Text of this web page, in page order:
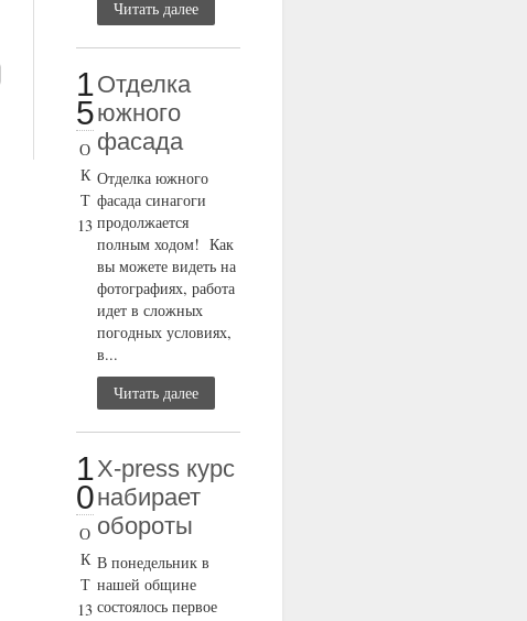
Читать далее
1
5
О
К
Т
13
Отделка
южного
фасада
Отделка южного
фасада синагоги
продолжается
полным ходом! Как
вы можете видеть на
фотографиях, работа
идет в сложных
погодных условиях,
в...
Читать далее
1
0
О
К
Т
13
X-press курс
набирает
обороты
В понедельник в
нашей общине
состоялось первое